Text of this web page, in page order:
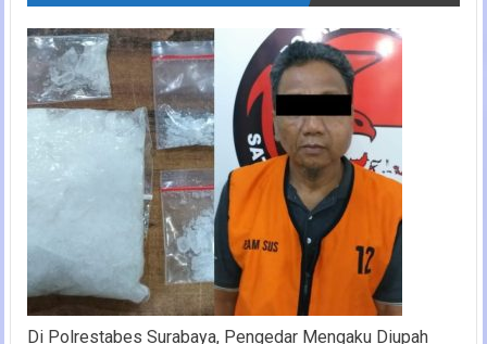
Di Polrestabes Surabaya, Pengedar Mengaku Diupah